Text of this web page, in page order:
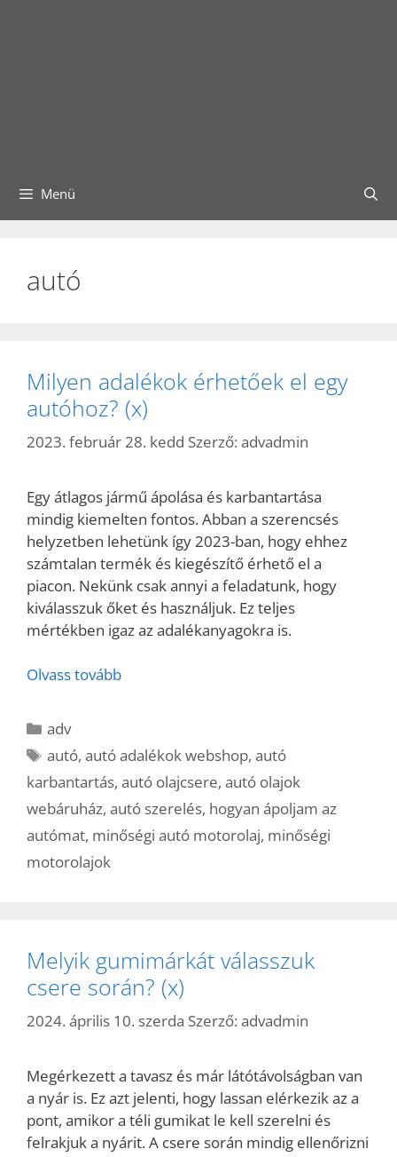
Menü
autó
Milyen adalékok érhetőek el egy
autóhoz? (x)
2023. február 28. kedd Szerző: advadmin
Egy átlagos jármű ápolása és karbantartása
mindig kiemelten fontos. Abban a szerencsés
helyzetben lehetünk így 2023-ban, hogy ehhez
számtalan termék és kiegészítő érhető el a
piacon. Nekünk csak annyi a feladatunk, hogy
kiválasszuk őket és használjuk. Ez teljes
mértékben igaz az adalékanyagokra is.
Olvass tovább
Kategória
adv
Címkék
autó,autó adalékok webshop,autó
karbantartás, autó olajcsere, autó olajok
webáruház, autó szerelés, hogyan ápoljam az
autómat, minőségi autó motorolaj, minőségi
motorolajok
Melyik gumimárkát válasszuk
csere során? (x)
2024. április 10. szerda Szerző: advadmin
Megérkezett a tavasz és már látótávolságban van
a nyár is. Ez azt jelenti, hogy lassan elérkezik az a
pont, amikor a téli gumikat le kell szerelni és
felrakjuk a nyárit. A csere során mindig ellenőrizni